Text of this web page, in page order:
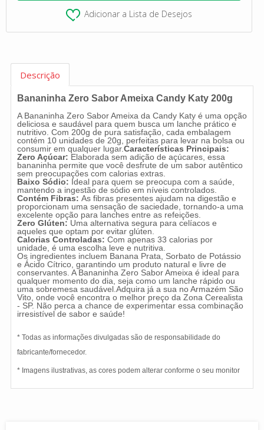
Adicionar a Lista de Desejos
Descrição
Bananinha Zero Sabor Ameixa Candy Katy 200g
A Bananinha Zero Sabor Ameixa da Candy Katy é uma opção
deliciosa e saudável para quem busca um lanche prático e
nutritivo. Com 200g de pura satisfação, cada embalagem
contém 10 unidades de 20g, perfeitas para levar na bolsa ou
consumir em qualquer lugar.Características Principais:
Zero Açúcar: Elaborada sem adição de açúcares, essa
bananinha permite que você desfrute de um sabor autêntico
sem preocupações com calorias extras.
Baixo Sódio: Ideal para quem se preocupa com a saúde,
mantendo a ingestão de sódio em níveis controlados.
Contém Fibras: As fibras presentes ajudam na digestão e
proporcionam uma sensação de saciedade, tornando-a uma
excelente opção para lanches entre as refeições.
Zero Glúten: Uma alternativa segura para celíacos e
aqueles que optam por evitar glúten.
Calorias Controladas: Com apenas 33 calorias por
unidade, é uma escolha leve e nutritiva.
Os ingredientes incluem Banana Prata, Sorbato de Potássio
e Ácido Cítrico, garantindo um produto natural e livre de
conservantes. A Bananinha Zero Sabor Ameixa é ideal para
qualquer momento do dia, seja como um lanche rápido ou
uma sobremesa saudável.Adquira já a sua no Armazém São
Vito, onde você encontra o melhor preço da Zona Cerealista
- SP. Não perca a chance de experimentar essa combinação
irresistível de sabor e saúde!
* Todas as informações divulgadas são de responsabilidade do
fabricante/fornecedor.
* Imagens ilustrativas, as cores podem alterar conforme o seu monitor